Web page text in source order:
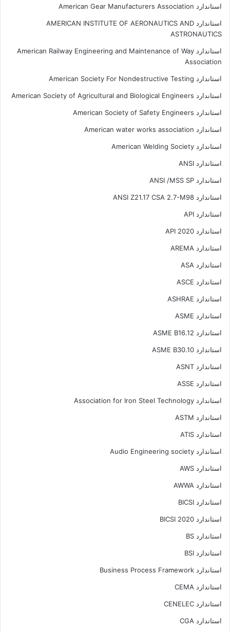
استاندارد American Gear Manufacturers Association
استاندارد AMERICAN INSTITUTE OF AERONAUTICS AND
ASTRONAUTICS
استاندارد American Railway Engineering and Maintenance of Way
Association
استاندارد American Society For Nondestructive Testing
استاندارد American Society of Agricultural and Biological Engineers
استاندارد American Society of Safety Engineers
استاندارد American water works association
استاندارد American Welding Society
استاندارد ANSI
استاندارد ANSI /MSS SP
استاندارد ANSI Z21.17 CSA 2.7-M98
استاندارد API
استاندارد API 2020
استاندارد AREMA
استاندارد ASA
استاندارد ASCE
استاندارد ASHRAE
استاندارد ASME
استاندارد ASME B16.12
استاندارد ASME B30.10
استاندارد ASNT
استاندارد ASSE
استاندارد Association for Iron Steel Technology
استاندارد ASTM
استاندارد ATIS
استاندارد Audio Engineering society
استاندارد AWS
استاندارد AWWA
استاندارد BICSI
استاندارد BICSI 2020
استاندارد BS
استاندارد BSI
استاندارد Business Process Framework
استاندارد CEMA
استاندارد CENELEC
استاندارد CGA